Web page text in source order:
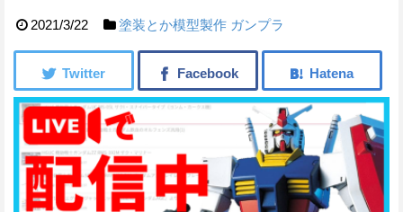
2021/3/22 塗装とか模型製作 ガンプラ